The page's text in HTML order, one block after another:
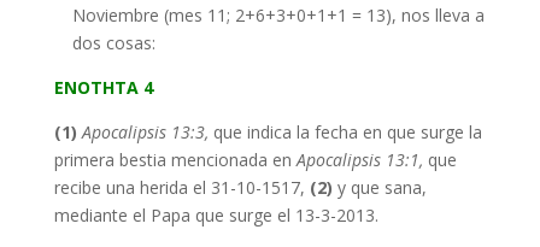
Noviembre (mes 11; 2+6+3+0+1+1 = 13), nos lleva a
dos cosas:
ΕΝΟΤΗΤΑ 4
(1) Apocalipsis 13:3, que indica la fecha en que surge la
primera bestia mencionada enApocalipsis 13:1, que
recibe una herida el 31-10-1517, (2) y que sana,
mediante el Papa que surge el 13-3-2013.